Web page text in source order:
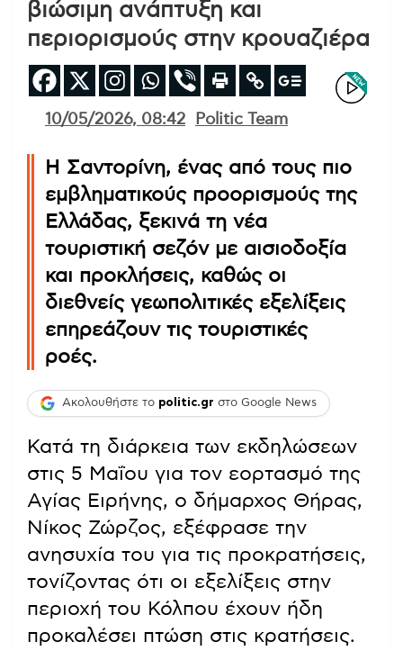
βιώσιμη ανάπτυξη και
περιορισμούς στην κρουαζιέρα
10/05/2026, 08:42 Politic Team
Η Σαντορίνη, ένας από τους πιο
εμβληματικούς προορισμούς της
Ελλάδας, ξεκινά τη νέα
τουριστική σεζόν με αισιοδοξία
και προκλήσεις, καθώς οι
διεθνείς γεωπολιτικές εξελίξεις
επηρεάζουν τις τουριστικές
ροές.
Ακολουθήστε το politic.gr στο Google News
Κατά τη διάρκεια των εκδηλώσεων
στις 5 Μαΐου για τον εορτασμό της
Αγίας Ειρήνης, ο δήμαρχος Θήρας,
Νίκος Ζώρζος, εξέφρασε την
ανησυχία του για τις προκρατήσεις,
τονίζοντας ότι οι εξελίξεις στην
περιοχή του Κόλπου έχουν ήδη
προκαλέσει πτώση στις κρατήσεις.